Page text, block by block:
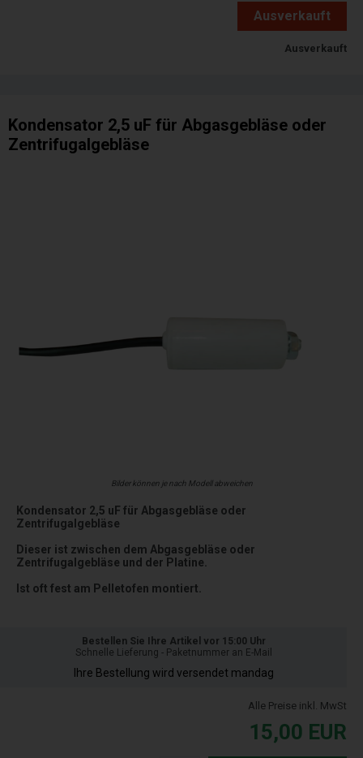
Ausverkauft
Ausverkauft
Kondensator 2,5 uF für Abgasgebläse oder
Zentrifugalgebläse
Bilder können je nach Modell abweichen
Kondensator 2,5 uF für Abgasgebläse oder
Zentrifugalgebläse
Dieser ist zwischen dem Abgasgebläse oder
Zentrifugalgebläse und der Platine.
Ist oft fest am Pelletofen montiert.
Bestellen Sie Ihre Artikel vor 15:00 Uhr
Schnelle Lieferung - Paketnummer an E-Mail
Ihre Bestellung wird versendet mandag
Alle Preise inkl. MwSt
15,00 EUR